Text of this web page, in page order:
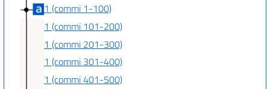
1 (commi 1-100)
1 (commi 101-200)
1 (commi 201-300)
1 (commi 301-400)
1 (commi 401-500)